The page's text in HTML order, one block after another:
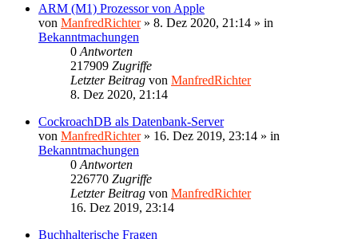
ARM (M1) Prozessor von Apple
von ManfredRichter» 8. Dez 2020, 21:14 » in
Bekanntmachungen
0 Antworten
217909 Zugriffe
Letzter Beitrag von ManfredRichter
8. Dez 2020, 21:14
CockroachDB als Datenbank-Server
von ManfredRichter» 16. Dez 2019, 23:14 » in
Bekanntmachungen
0 Antworten
226770 Zugriffe
Letzter Beitrag von ManfredRichter
16. Dez 2019, 23:14
Buchhalterische Fragen